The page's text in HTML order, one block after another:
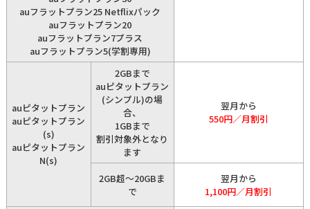
auフラットプラン25 Netflixパック
auフラットプラン20
auフラットプラン7プラス
auフラットプラン5(学割専用)
auピタットプラン
auピタットプラン
(s)
auピタットプラン
N(s)
2GBまで
auピタットプラン
(シンプル)の場
合、
1GBまで
割引対象外となり
ます
翌月から
550円／月割引
2GB超～20GBま
で
翌月から
1,100円／月割引